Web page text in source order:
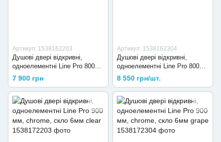
Артикул: 1538162203
Душові двері відкривні,
одноелементні Line Pro 800
мм, chrome, скло 6мм clear
7 900 грн
Артикул: 1538162304
Душові двері відкривні,
одноелементні Line Pro 800
мм, chrome, скло 6мм grape
8 550 грн/шт.